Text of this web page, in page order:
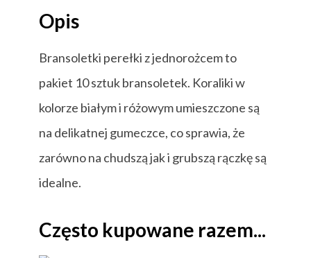
Opis
Bransoletki perełki z jednorożcem to
pakiet 10 sztuk bransoletek. Koraliki w
kolorze białym i różowym umieszczone są
na delikatnej gumeczce, co sprawia, że
zarówno na chudszą jak i grubszą rączkę są
idealne.
Często kupowane razem...